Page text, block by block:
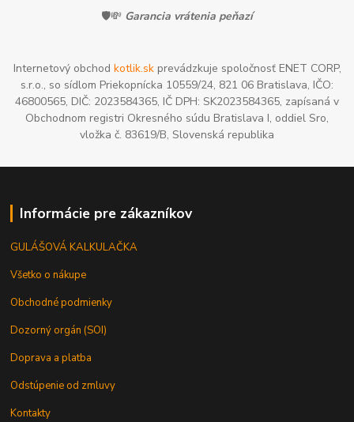
🛡️💸 Garancia vrátenia peňazí
Internetový obchod kotlik.skprevádzkuje spoločnosť ENET CORP,
s.r.o., so sídlom Priekopnícka 10559/24, 821 06 Bratislava, IČO:
46800565, DIČ: 2023584365, IČ DPH: SK2023584365, zapísaná v
Obchodnom registri Okresného súdu Bratislava I, oddiel Sro,
vložka č. 83619/B, Slovenská republika
Informácie pre zákazníkov
GULÁŠOVÁ KALKULAČKA
Všetko o nákupe
Obchodné podmienky
Dozorný orgán (SOI)
Doprava a platba
Odstúpenie od zmluvy
Kontakty